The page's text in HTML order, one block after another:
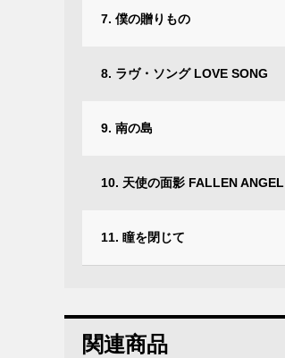
7. 僕の贈りもの
8. ラヴ・ソング LOVE SONG
9. 南の島
10. 天使の面影 FALLEN ANGEL
11. 瞳を閉じて
関連商品